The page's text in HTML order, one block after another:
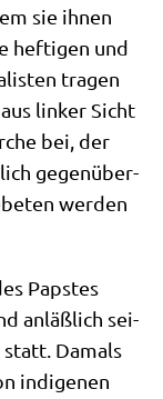
sie ihnen
hef­ti­gen und
tra­gen
lin­ker Sicht
bei, der
gegen­über­
wer­den
Pap­stes
anläß­lich sei­
statt. Damals
indi­ge­nen